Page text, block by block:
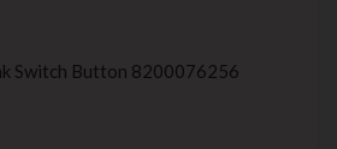
Switch Button 8200076256